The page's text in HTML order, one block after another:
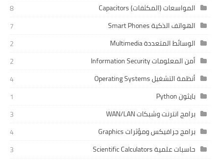
المواسعات (المكثفات) Capacitors
8
الهواتف الذكية Smart Phones
7
الوسائط المتعددة Multimedia
2
أمن المعلومات Information Security
2
أنظمة التشغيل Operating Systems
4
بايثون Python
1
برامج انترنت وشبكات WAN/LAN
3
برامج جرافيكس ومؤثرات Graphics
4
حاسبات علمية Scientific Calculators
3